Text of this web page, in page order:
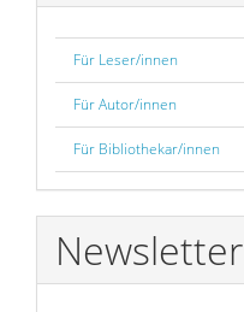
Für Leser/innen
Für Autor/innen
Für Bibliothekar/innen
Newsletter